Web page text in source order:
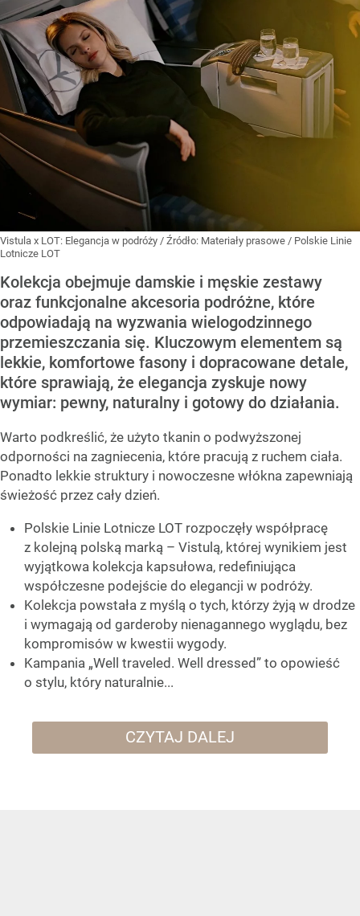
Vistula x LOT: Elegancja w podróży / Źródło: Materiały prasowe / Polskie Linie
Lotnicze LOT
Kolekcja obejmuje damskie i męskie zestawy
oraz funkcjonalne akcesoria podróżne, które
odpowiadają na wyzwania wielogodzinnego
przemieszczania się. Kluczowym elementem są
lekkie, komfortowe fasony i dopracowane detale,
które sprawiają, że elegancja zyskuje nowy
wymiar: pewny, naturalny i gotowy do działania.
Warto podkreślić, że użyto tkanin o podwyższonej
odporności na zagniecenia, które pracują z ruchem ciała.
Ponadto lekkie struktury i nowoczesne włókna zapewniają
świeżość przez cały dzień.
Polskie Linie Lotnicze LOT rozpoczęły współpracę
z kolejną polską marką – Vistulą, której wynikiem jest
wyjątkowa kolekcja kapsułowa, redefiniująca
współczesne podejście do elegancji w podróży.
Kolekcja powstała z myślą o tych, którzy żyją w drodze
i wymagają od garderoby nienagannego wyglądu, bez
kompromisów w kwestii wygody.
Kampania „Well traveled. Well dressed” to opowieść
o stylu, który naturalnie...
CZYTAJ DALEJ